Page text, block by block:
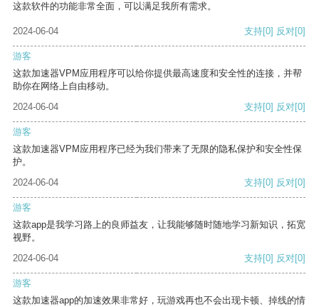
这款软件的功能非常全面，可以满足我所有需求。
2024-06-04 支持[0] 反对[0]
游客
这款加速器VPM应用程序可以给你提供最高速度和安全性的连接，并帮
助你在网络上自由移动。
2024-06-04
支持[0] 反对[0]
游客
这款加速器VPM应用程序已经为我们带来了无限的隐私保护和安全性保
护。
2024-06-04
支持[0] 反对[0]
游客
这款app是我学习路上的良师益友，让我能够随时随地学习新知识，拓宽
视野。
2024-06-04
支持[0] 反对[0]
游客
这款加速器app的加速效果非常好，玩游戏再也不会出现卡顿、掉线的情